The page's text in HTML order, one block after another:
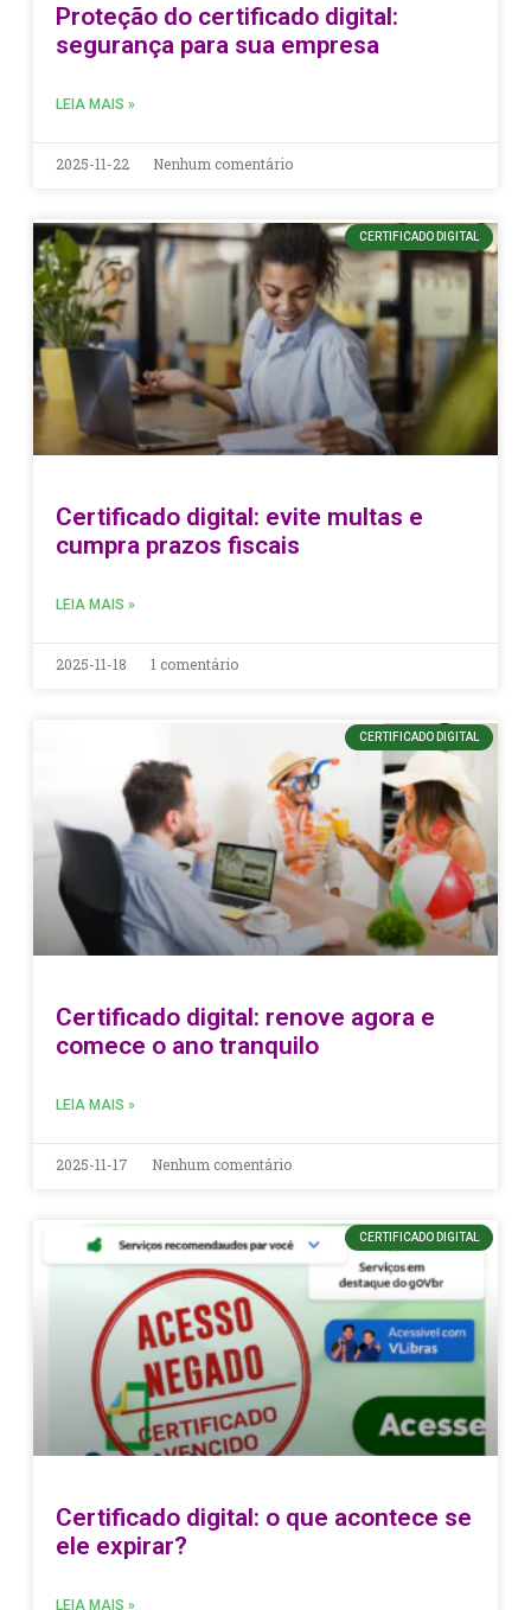
Proteção do certificado digital:
segurança para sua empresa
LEIA MAIS »
2025-11-22 Nenhum comentário
CERTIFICADO DIGITAL
Certificado digital: evite multas e
cumpra prazos fiscais
LEIA MAIS »
2025-11-18 1 comentário
CERTIFICADO DIGITAL
Certificado digital: renove agora e
comece o ano tranquilo
LEIA MAIS »
2025-11-17 Nenhum comentário
CERTIFICADO DIGITAL
Certificado digital: o que acontece se
ele expirar?
LEIA MAIS »